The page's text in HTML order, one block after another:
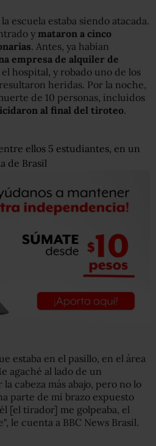
escuela estaba siendo atacada.
y mataron a cinco
. Antes, ya habían
empresa de alquiler de
el hospital, y robado uno de los
heridas. Por la noche,
de 10 personas, incluidos
al final del tiroteo.
ellos 5 estudiantes, en un
de Brasil
estaba en el pasillo, en el área
agaché al lado de un
cabeza más abajo, pero no lo
parte de mi brazo expuesto
[el tirador] me golpeaba, el
le cuenta a BBC News Brasil.